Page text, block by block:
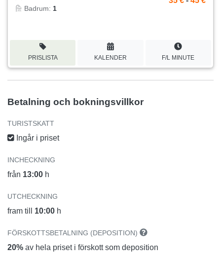
Badrum: 1
PRISLISTA KALENDER F/L MINUTE
Betalning och bokningsvillkor
TURISTSKATT
Ingår i priset
INCHECKNING
från 13:00 h
UTCHECKNING
fram till 10:00 h
FÖRSKOTTSBETALNING (DEPOSITION)
20% av hela priset i förskott som deposition